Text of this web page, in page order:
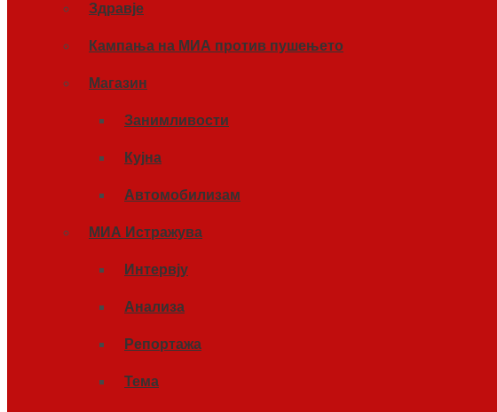
Здравје
Кампања на МИА против пушењето
Магазин
Занимливости
Кујна
Автомобилизам
МИА Истражува
Интервју
Анализа
Репортажа
Тема